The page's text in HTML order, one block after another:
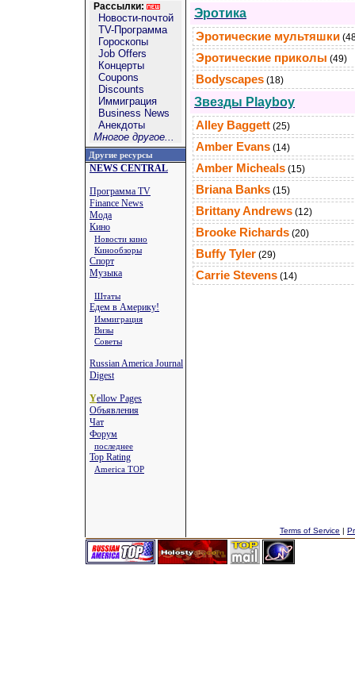
Рассылки:
Новости-почтой
TV-Программа
Гороскопы
Job Offers
Концерты
Coupons
Discounts
Иммиграция
Business News
Анекдоты
Многое другое...
Другие ресурсы
NEWS CENTRAL
Программа TV
Finance News
Мода
Кино
Новости кино
Кинообзоры
Спорт
Музыка
Штаты
Едем в Америку!
Иммиграция
Визы
Советы
Russian America Journal
Digest
Yellow Pages
Объявления
Чат
Форум
последнее
Top Rating
America TOP
Эротика
Эротические мультяшки
Эротические приколы (49)
Bodyscapes (18)
Звезды Playboy
Alley Baggett (25)
Amber Evans (14)
Amber Micheals (15)
Briana Banks (15)
Brittany Andrews (12)
Brooke Richards (20)
Buffy Tyler (29)
Carrie Stevens (14)
Terms of Service |